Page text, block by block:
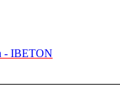
- IBETON